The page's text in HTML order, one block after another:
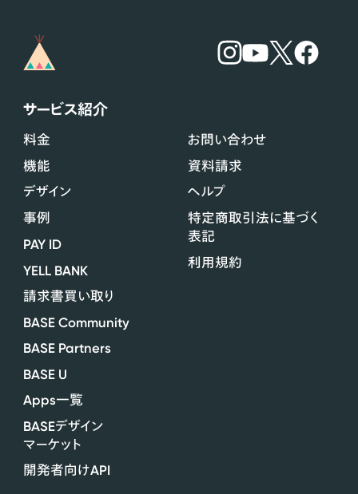
サービス紹介
料金
機能
デザイン
事例
PAY ID
YELL BANK
請求書買い取り
BASE Community
BASE Partners
BASE U
Apps一覧
BASEデザイン
マーケット
開発者向けAPI
お問い合わせ
資料請求
ヘルプ
特定商取引法に基づく
表記
利用規約